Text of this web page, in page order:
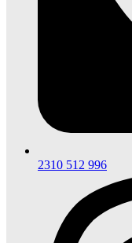
2310 512 996